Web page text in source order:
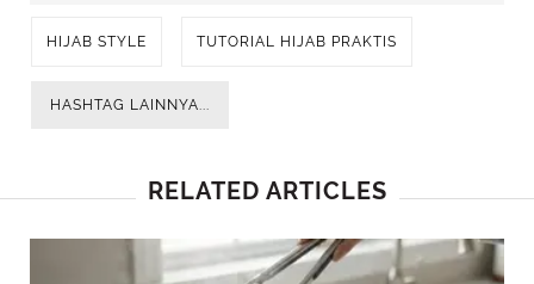
HIJAB STYLE TUTORIAL HIJAB PRAKTIS
HASHTAG LAINNYA...
RELATED ARTICLES